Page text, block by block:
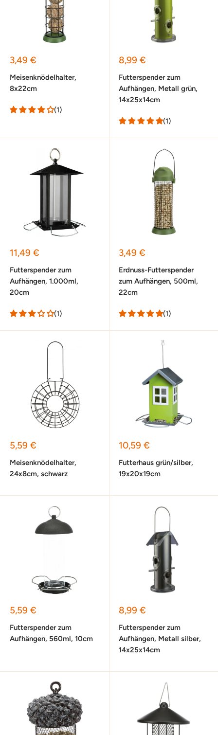
Sonderpreis
3,49 €
Meisenknödelhalter,
8x22cm
(1)
Sonderpreis
8,99 €
Futterspender zum
Aufhängen, Metall grün,
14x25x14cm
(1)
Sonderpreis
11,49 €
Futterspender zum
Aufhängen, 1.000ml,
20cm
(1)
Sonderpreis
3,49 €
Erdnuss-Futterspender
zum Aufhängen, 500ml,
22cm
(1)
Sonderpreis
5,59 €
Meisenknödelhalter,
24x8cm, schwarz
Sonderpreis
10,59 €
Futterhaus grün/silber,
19x20x19cm
Sonderpreis
5,59 €
Futterspender zum
Aufhängen, 560ml, 10cm
Sonderpreis
8,99 €
Futterspender zum
Aufhängen, Metall silber,
14x25x14cm